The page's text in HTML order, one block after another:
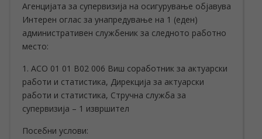
Агенцијата за супервизија на осигурување објавува
Интерен оглас за унапредување на 1 (еден)
административен службеник за следното работно
место:
1. АСО 01 01 В02 006 Виш соработник за актуарски
работи и статистика, Дирекција за актуарски
работи и статистика, Стручна служба за
супервизија – 1 извршител
Посебни услови: